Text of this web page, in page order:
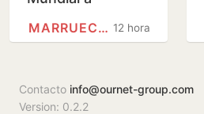
cambio de apoyos
12 horas
MARRUECOS
Contacto info@ournet-group.com
Version: 0.2.2